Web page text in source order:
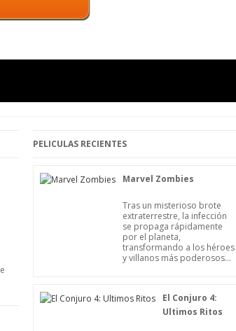
PELICULAS RECIENTES
Marvel Zombies
Tras un misterioso brote
extraterrestre, la infección
se propaga rápidamente
por el planeta,
transformando a los héroes
y villanos más poderosos...
El Conjuro 4:
Ultimos Ritos